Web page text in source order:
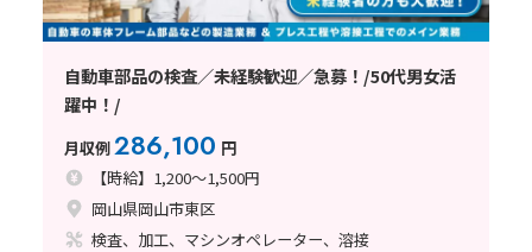
自動車部品の検査／未経験歓迎／急募！/50代男女活
躍中！/
月収例286,100 円
【時給】1,200～1,500円
岡山県岡山市東区
検査、加工、マシンオペレーター、溶接